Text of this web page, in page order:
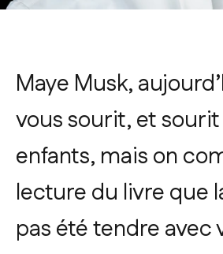
Maye Musk,
vous sourit, et sourit
enfants, mais on
lecture du livre que
pas été tendre avec